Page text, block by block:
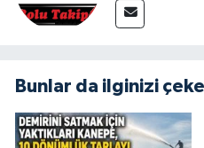
Bunlar da ilginizi